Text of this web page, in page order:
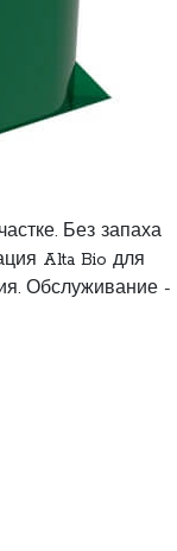
Без запаха
Alta Bio для
Обслуживание -